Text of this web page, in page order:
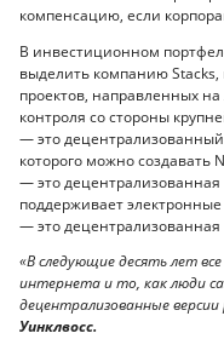
компенсацию, если
В инвестиционном
выделить компанию Stacks,
проектов, направленных
контроля со стороны
— это
которого можно создавать
— это
поддерживает
— это децентрализованная
«В следующие десять лет
интернета и то, как люди
децентрализованные
Уинклвосс.